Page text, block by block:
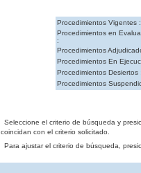
Procedimientos Vigentes :
Procedimientos en
:
Procedimientos
Procedimientos En
Procedimientos Desiertos :
Procedimientos
Seleccione el criterio de búsqueda y
coincidan con el criterio solicitado.
Para ajustar el criterio de búsqueda,